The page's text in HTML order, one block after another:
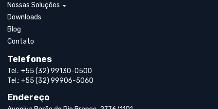
Nossas Soluções
Downloads
Blog
Contato
Telefones
Tel.: +55 (32) 99130-0500
Tel.: +55 (32) 99906-5060
Endereço